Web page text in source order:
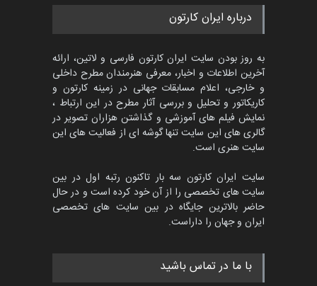
پنجمین مسابقۀ بین‌المللی
کارتون CARTUNION ، …
جشنواره بین‌المللی کارتون
مدارس پرتغال، ۲۰۲۷
مهلت 4 ماه دیگر
پنجمین مسابقۀ بین‌المللی
کارتون طنز «کلاه‌ای…
مهلت
درباره ایران کارتون
به روز بودن سایت ایران کارتون فارسی و لاتین، ارائه
آخرین اطلاعات و اخبار، معرفی هنرمندان مطرح داخلی
و خارجی، اعلام مسابقات جهانی در زمینه کارتون و
کاریکاتور و تحلیل و بررسی آثار مطرح در این ارتباط ،
نمایش فیلم های آموزشی و گذاشتن هزاران تصویر در
گالری های این سایت تنها گوشه ای از فعالیت های این
سایت هنری است.
سایت ایران کارتون سه بار تاکنون رتبه اول در بین
سایت های تخصصی را از آن خود کرده است و در حال
حاضر بالاترین جایگاه در بین سایت های تخصصی
ایران و جهان را داراست.
با ما در تماس باشید